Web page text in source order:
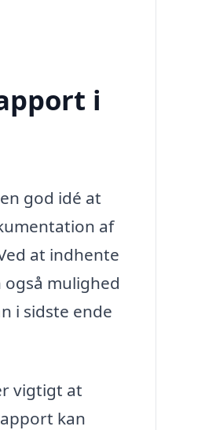
i
god idé at
af
at indhente
mulighed
i sidste ende
vigtigt at
kan